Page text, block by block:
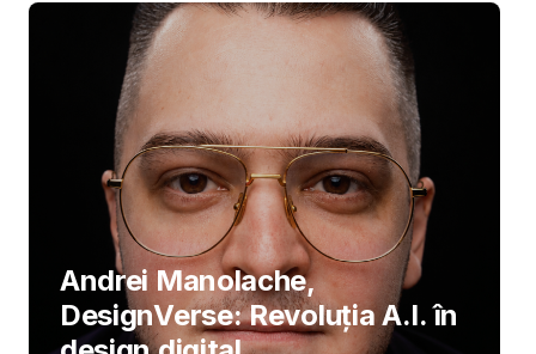
Andrei Manolache,
DesignVerse: Revoluția A.I. în